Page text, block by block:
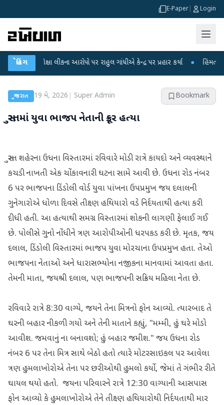
E-Paper Login
બ્રેકિંગ
પરીક્ષા લીકના આરોપો પર રાહુલ ગાંધીએ કેન્દ્ર પર પ્રહાર કર્યા ● હિંમતનગરમાં
ગુજરાત 19 મે, 2026 Super Admin Bookmark
સુરતમાં યુવા ભાજપ નેતાની ક્રૂર હત્યા
સુરત શહેરના ઉધના વિસ્તારમાં રવિવારે મોડી રાત્રે કાયદો અને વ્યવસ્થાને
કચડી નાખતી એક ચોંકાવનારી ઘટના સામે આવી છે. ઉધના રોડ નંબર
6 પર ભાજપના ડિંડોલી વોર્ડ યુવા પાંખના ઉપપ્રમુખ જય દલાલની
ગુનેગારોએ ધોળા દિવસે તીક્ષ્ણ હથિયારો વડે નિર્દયતાથી હત્યા કરી
દીધી હતી. આ હત્યાથી સમગ્ર વિસ્તારમાં શોકની લાગણી ફેલાઈ ગઈ
છે. પોલીસે ગુનો નોંધીને ત્રણ આરોપીઓની ધરપકડ કરી છે. મૃતક, જય
દલાલ, ડિંડોલી વિસ્તારમાં ભાજપ યુવા મોરચાના ઉપપ્રમુખ હતા. તેઓ
ભાજપના નેતાઓ અને ધારાસભ્યોના નજીકના માનવામાં આવતા હતા.
તેમની માતા, જયશ્રી દલાલ, પણ ભાજપની સક્રિય મહિલા નેતા છે.
રવિવારે રાત્રે 8:30 વાગ્યે, જયને તેના મિત્રનો ફોન આવ્યો. ત્યારબાદ તે
ઘરની બહાર નીકળી ગયો અને તેની માતાને કહ્યું, "મમ્મી, હું ઘરે મોડો
આવીશ. જમવાનું ના બનાવશો; હું બહાર જમીશ." જય ઉધના રોડ
નંબર 6 પર તેના મિત્ર સાથે બેઠો હતો ત્યારે મોટરસાઇકલ પર આવેલા
ત્રણ હુમલાખોરોએ તેના પર છરીઓથી હુમલો કર્યો, જેમાં તે ગંભીર રીતે
ઘાયલ થયો હતો. જયના પરિવારને રાત્રે 12:30 વાગ્યાની આસપાસ
ફોન આવ્યો કે હુમલાખોરોએ તેને તીક્ષ્ણ હથિયારોથી નિર્દયતાથી માર